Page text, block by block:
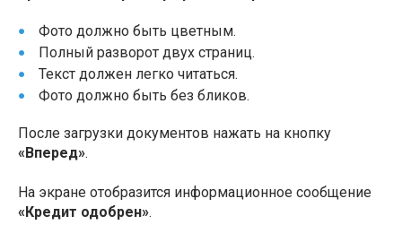
Фото должно быть цветным.
Полный разворот двух страниц.
Текст должен легко читаться.
Фото должно быть без бликов.
После загрузки документов нажать на кнопку
«Вперед».
На экране отобразится информационное сообщение
«Кредит одобрен».